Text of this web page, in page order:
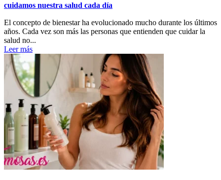
cuidamos nuestra salud cada día
El concepto de bienestar ha evolucionado mucho durante los últimos
años. Cada vez son más las personas que entienden que cuidar la
salud no...
Leer más